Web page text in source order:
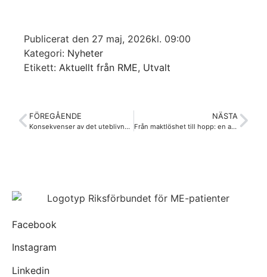
Publicerat den 27 maj, 2026kl. 09:00
Kategori: Nyheter
Etikett: Aktuellt från RME, Utvalt
FÖREGÅENDE
Konsekvenser av det uteblivna statsbidraget
NÄSTA
Från maktlöshet till hopp: en anhörigs berättelse om ME
Facebook
Instagram
Linkedin